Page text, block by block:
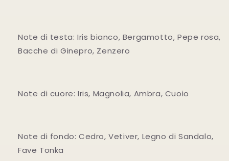
Note di testa: Iris bianco, Bergamotto, Pepe rosa,
Bacche di Ginepro, Zenzero
Note di cuore: Iris, Magnolia, Ambra, Cuoio
Note di fondo: Cedro, Vetiver, Legno di Sandalo,
Fave Tonka